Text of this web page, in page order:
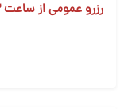
رزرو عمومی از ساعت ۱۲ ظهر الی ۸ شب امکان پذیر است.